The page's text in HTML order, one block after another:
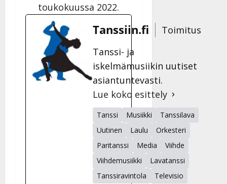
toukokuussa 2022.
Tanssiin.fi
Toimitus
Tanssi- ja
iskelmämusiikin uutiset
asiantuntevasti.
Lue koko esittely
Tanssi Musiikki
Tanssilava
Uutinen
Laulu
Orkesteri
Paritanssi
Media
Viihde
Viihdemusiikki
Lavatanssi
Tanssiravintola
Televisio